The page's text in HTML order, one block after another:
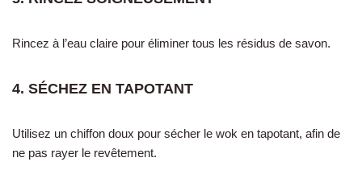
Rincez à l’eau claire pour éliminer tous les résidus de savon.
4. SÉCHEZ EN TAPOTANT
Utilisez un chiffon doux pour sécher le wok en tapotant, afin de
ne pas rayer le revêtement.